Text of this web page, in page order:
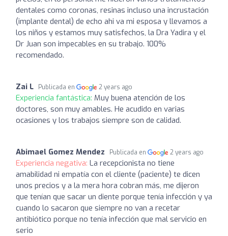
dentales como coronas, resinas incluso una incrustación
(implante dental) de echo ahi va mi esposa y llevamos a
los niños y estamos muy satisfechos, la Dra Yadira y el
Dr Juan son impecables en su trabajo. 100%
recomendado.
Zai L Publicada en 2 years ago
Experiencia fantástica: Muy buena atención de los
doctores, son muy amables. He acudido en varias
ocasiones y los trabajos siempre son de calidad.
Abimael Gomez Mendez Publicada en 2 years ago
Experiencia negativa: La recepcionista no tiene
amabilidad ni empatía con el cliente (paciente) te dicen
unos precios y a la mera hora cobran más, me dijeron
que tenían que sacar un diente porque tenía infección y ya
cuando lo sacaron que siempre no van a recetar
antibiótico porque no tenía infección que mal servicio en
serio